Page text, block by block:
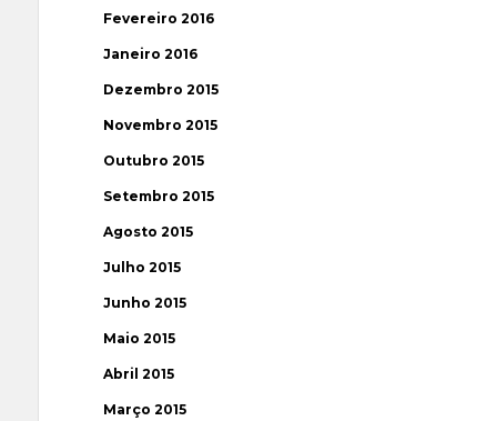
Fevereiro 2016
Janeiro 2016
Dezembro 2015
Novembro 2015
Outubro 2015
Setembro 2015
Agosto 2015
Julho 2015
Junho 2015
Maio 2015
Abril 2015
Março 2015